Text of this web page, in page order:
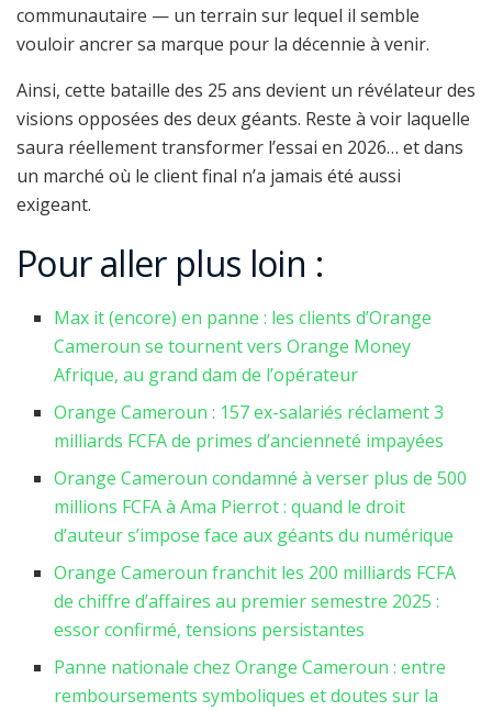
communautaire — un terrain sur lequel il semble
vouloir ancrer sa marque pour la décennie à venir.
Ainsi, cette bataille des 25 ans devient un révélateur des
visions opposées des deux géants. Reste à voir laquelle
saura réellement transformer l’essai en 2026… et dans
un marché où le client final n’a jamais été aussi
exigeant.
Pour aller plus loin :
Max it (encore) en panne : les clients d’Orange
Cameroun se tournent vers Orange Money
Afrique, au grand dam de l’opérateur
Orange Cameroun : 157 ex-salariés réclament 3
milliards FCFA de primes d’ancienneté impayées
Orange Cameroun condamné à verser plus de 500
millions FCFA à Ama Pierrot : quand le droit
d’auteur s’impose face aux géants du numérique
Orange Cameroun franchit les 200 milliards FCFA
de chiffre d’affaires au premier semestre 2025 :
essor confirmé, tensions persistantes
Panne nationale chez Orange Cameroun : entre
remboursements symboliques et doutes sur la